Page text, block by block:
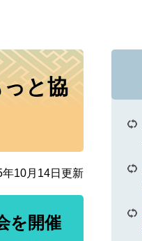
と協
10月14日更新
を開催